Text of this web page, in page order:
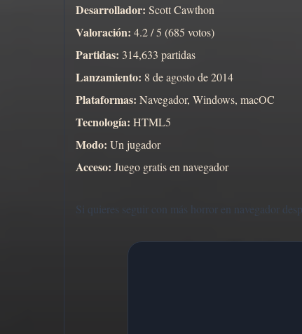
Desarrollador: Scott Cawthon
Valoración: 4.2 / 5 (685 votos)
Partidas: 314,633 partidas
Lanzamiento: 8 de agosto de 2014
Plataformas: Navegador, Windows, macOC
Tecnología: HTML5
Modo: Un jugador
Acceso: Juego gratis en navegador
Si quieres seguir con más horror en navegador